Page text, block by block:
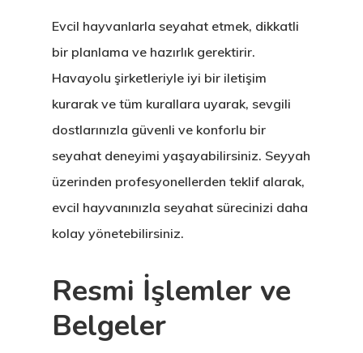
Evcil hayvanlarla seyahat etmek, dikkatli
bir planlama ve hazırlık gerektirir.
Havayolu şirketleriyle iyi bir iletişim
kurarak ve tüm kurallara uyarak, sevgili
dostlarınızla güvenli ve konforlu bir
seyahat deneyimi yaşayabilirsiniz. Seyyah
üzerinden profesyonellerden teklif alarak,
evcil hayvanınızla seyahat sürecinizi daha
kolay yönetebilirsiniz.
Resmi İşlemler ve
Belgeler